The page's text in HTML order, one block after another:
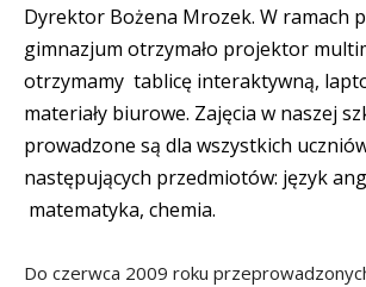
Dyrektor Bożena Mrozek. W ramach
gimnazjum otrzymało projektor
otrzymamy tablicę interaktywną,
materiały biurowe. Zajęcia w naszej
prowadzone są dla wszystkich
następujących przedmiotów: język
matematyka, chemia.
Do czerwca 2009 roku